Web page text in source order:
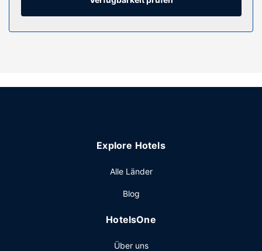
Laptop-Größe und Schreibtische; die Zimmer werden auf
WLAN, ein Kamin in der Lobby und ein Picknickbereich.
täglich von 06:00 Uhr bis 10:00 Uhr angeboten.
Check-out und ein Textilreinigungsservice. Vor Ort gibt es
Explore Hotels
Alle Länder
Blog
HotelsOne
Über uns